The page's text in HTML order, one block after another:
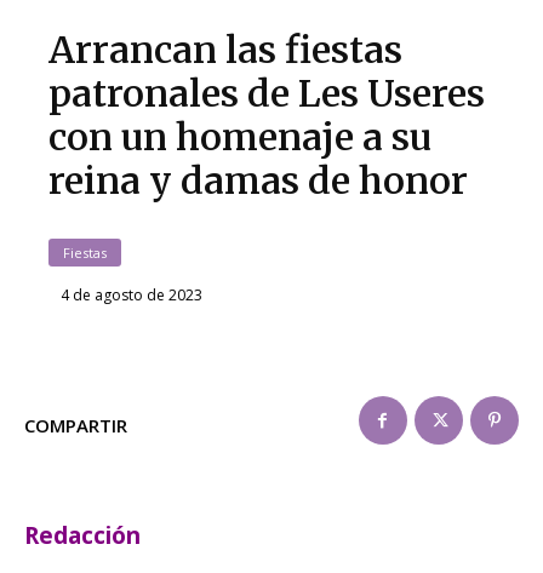
Arrancan las fiestas
patronales de Les Useres
con un homenaje a su
reina y damas de honor
Fiestas
4 de agosto de 2023
COMPARTIR
Redacción